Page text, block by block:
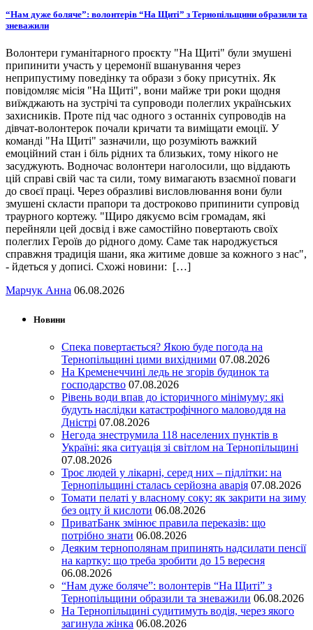
“Нам дуже боляче”: волонтерів “На Щиті” з Тернопільщини образили та
зневажили
Волонтери гуманітарного проєкту "На Щиті" були змушені
припинити участь у церемонії вшанування через
неприпустиму поведінку та образи з боку присутніх. Як
повідомляє місія "На Щиті", вони майже три роки щодня
виїжджають на зустрічі та супроводи полеглих українських
захисників. Проте під час одного з останніх супроводів на
дівчат-волонтерок почали кричати та виміщати емоції. У
команді "На Щиті" зазначили, що розуміють важкий
емоційний стан і біль рідних та близьких, тому нікого не
засуджують. Водночас волонтери наголосили, що віддають
цій справі свій час та сили, тому вимагають взаємної поваги
до своєї праці. Через образливі висловлювання вони були
змушені скласти прапори та достроково припинити супровід
траурного кортежу. "Щиро дякуємо всім громадам, які
перейняли цей досвід і вже самостійно повертають своїх
полеглих Героїв до рідного дому. Саме так народжується
справжня традиція шани, яка житиме довше за кожного з нас",
- йдеться у дописі. Схожі новини: […]
Марчук Анна 06.08.2026
Новини
Спека повертається? Якою буде погода на
Тернопільщині цими вихідними 07.08.2026
На Кременеччині ледь не згорів будинок та
господарство 07.08.2026
Рівень води впав до історичного мінімуму: які
будуть наслідки катастрофічного маловоддя на
Дністрі 07.08.2026
Негода знеструмила 118 населених пунктів в
Україні: яка ситуація зі світлом на Тернопільщині
07.08.2026
Троє людей у лікарні, серед них – підлітки: на
Тернопільщині сталась серйозна аварія 07.08.2026
Томати пелаті у власному соку: як закрити на зиму
без оцту й кислоти 06.08.2026
ПриватБанк змінює правила переказів: що
потрібно знати 06.08.2026
Деяким тернополянам припинять надсилати пенсії
на картку: що треба зробити до 15 вересня
06.08.2026
“Нам дуже боляче”: волонтерів “На Щиті” з
Тернопільщини образили та зневажили 06.08.2026
На Тернопільщині судитимуть водія, через якого
загинула жінка 06.08.2026